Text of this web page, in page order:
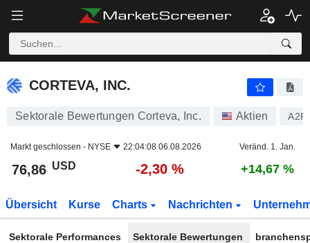
CORTEVA, INC.
CORTEVA, INC.
Sektorale Bewertungen Corteva, Inc. Aktien
Markt geschlossen - NYSE 22:04:08 06.08.2026 Veränd. 1. Jan.
76,86 USD -2,30 % +14,67 %
Übersicht Kurse Charts Nachrichten
Sektorale Performances Sektorale Bewertungen